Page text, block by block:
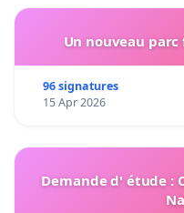
Un nouveau
96 signatures
15 Apr 2026
Demande d' étude :